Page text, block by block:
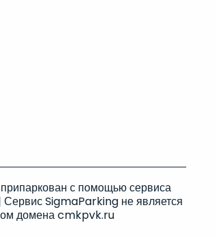
с помощью сервиса
SigmaParking не является
домена cmkpvk.ru